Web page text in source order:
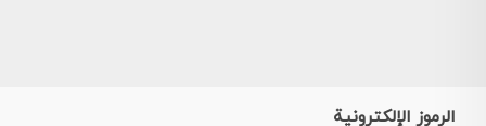
الرموز الإلكترونية